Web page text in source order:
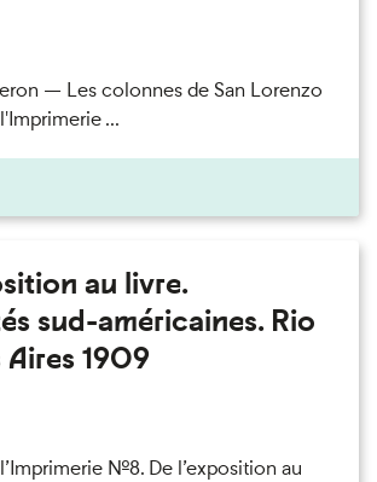
— Les colonnes de San Lorenzo
...
au livre.
sud-américaines. Rio
Aires 1909
n°8. De l’exposition au